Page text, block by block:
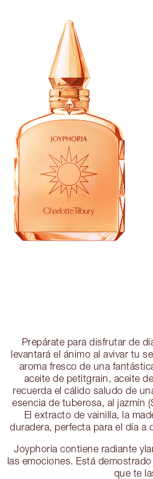
Prepárate para disfrutar de
levantará el ánimo al avivar tu
aroma fresco de una
aceite de petitgrain, aceite
recuerda el cálido saludo de
esencia de tuberosa, al jazmín
El extracto de vainilla, la
duradera, perfecta para el día a
Joyphoria contiene radiante
las emociones. Está
que te